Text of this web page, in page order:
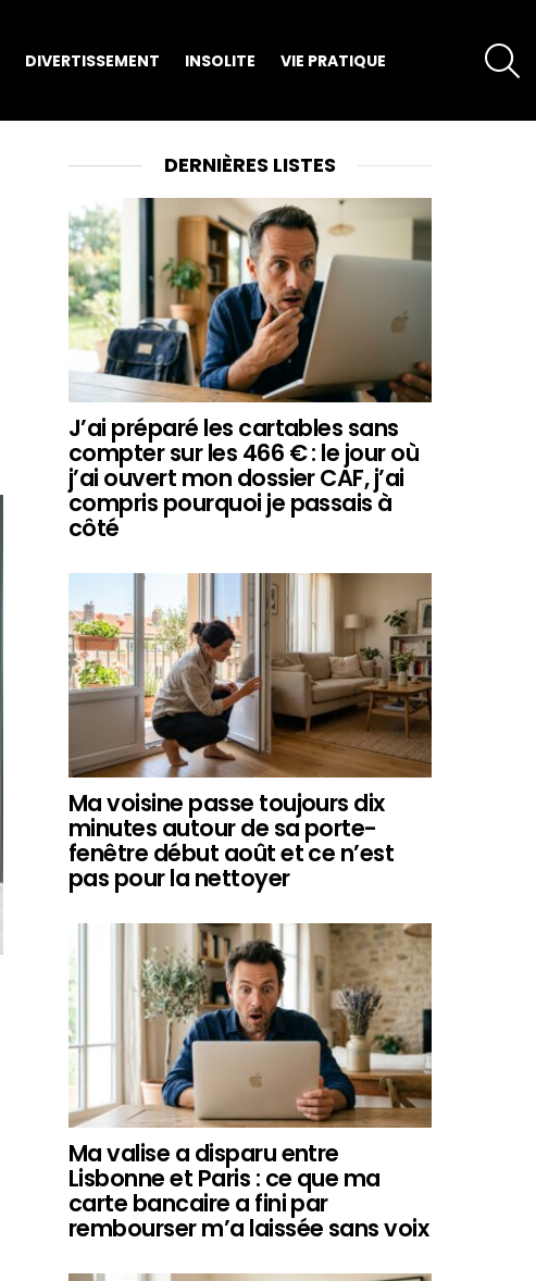
DIVERTISSEMENT INSOLITE VIE PRATIQUE
DERNIÈRES LISTES
J’ai préparé les cartables sans
compter sur les 466 € : le jour où
j’ai ouvert mon dossier CAF, j’ai
compris pourquoi je passais à
côté
Ma voisine passe toujours dix
minutes autour de sa porte-
fenêtre début août et ce n’est
pas pour la nettoyer
Ma valise a disparu entre
Lisbonne et Paris : ce que ma
carte bancaire a fini par
rembourser m’a laissée sans voix